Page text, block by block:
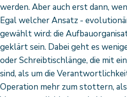
werden. Aber auch erst dann,
Egal welcher Ansatz -
gewählt wird: die
geklärt sein. Dabei geht es
oder Schreibtischlänge, die mit
sind, als um die
Operation mehr zum stottern,